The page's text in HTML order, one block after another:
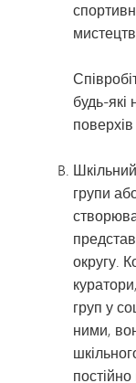
будь-які
групи
округу.
груп у
ними,